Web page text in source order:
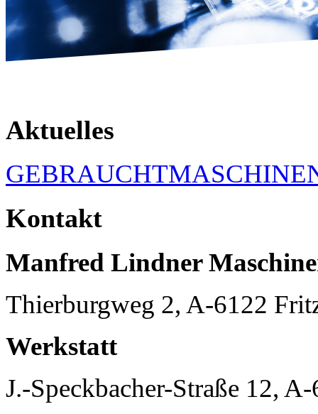
Aktuelles
Kontakt
Manfred Lindner
Thierburgweg 2, A-6122
Werkstatt
J.-Speckbacher-Straße 12,